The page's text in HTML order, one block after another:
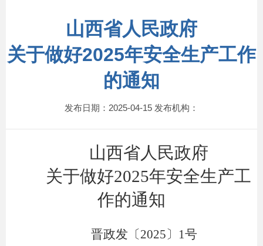
山西省人民政府
关于做好2025年安全生产工作
的通知
发布日期：2025-04-15 发布机构：
山西省人民政府
关于做好2025年安全生产工
作的通知
晋政发〔2025〕1号